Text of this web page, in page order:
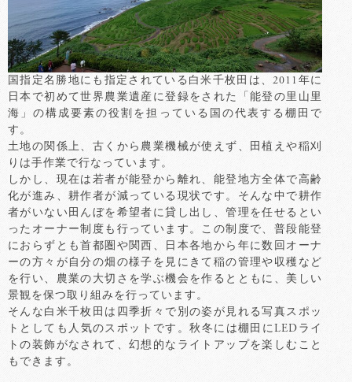
国指定名勝地にも指定されている白米千枚田は、2011年に
日本で初めて世界農業遺産に登録をされた「能登の里山里
海」の構成要素の役割を担っている国の代表する棚田で
す。
土地の関係上、古くから農業機械が使えず、田植えや稲刈
りは手作業で行なっています。
しかし、現在は若者が能登から離れ、能登地方全体で高齢
化が進み、耕作者が減っている現状です。そんな中で耕作
者がいない田んぼを希望者に貸し出し、管理を任せるとい
ったオーナー制度も行っています。この制度で、普段能登
におらずとも首都圏や関西、日本各地から年に数回オーナ
ーの方々が自分の畑の様子を見にきて稲の管理や収穫など
を行い、農業の大切さを学ぶ機会を作るとともに、美しい
景観を保つ取り組みを行っています。
そんな白米千枚田は四季折々で別の姿が見れる写真スポッ
トとしても人気のスポットです。秋冬には棚田にLEDライ
トの装飾がなされて、幻想的なライトアップを楽しむこと
もできます。